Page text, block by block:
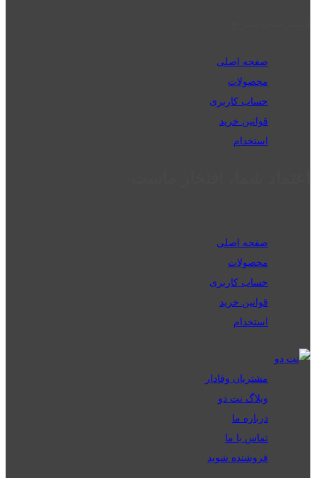
صفحه اصلی
محصولات
حساب کاربری
قوانین خرید
استخدام
صفحه اصلی
محصولات
حساب کاربری
قوانین خرید
استخدام
مشتریان وفادار
وبلاگ نت دو
درباره ما
تماس با ما
فروشنده شوید